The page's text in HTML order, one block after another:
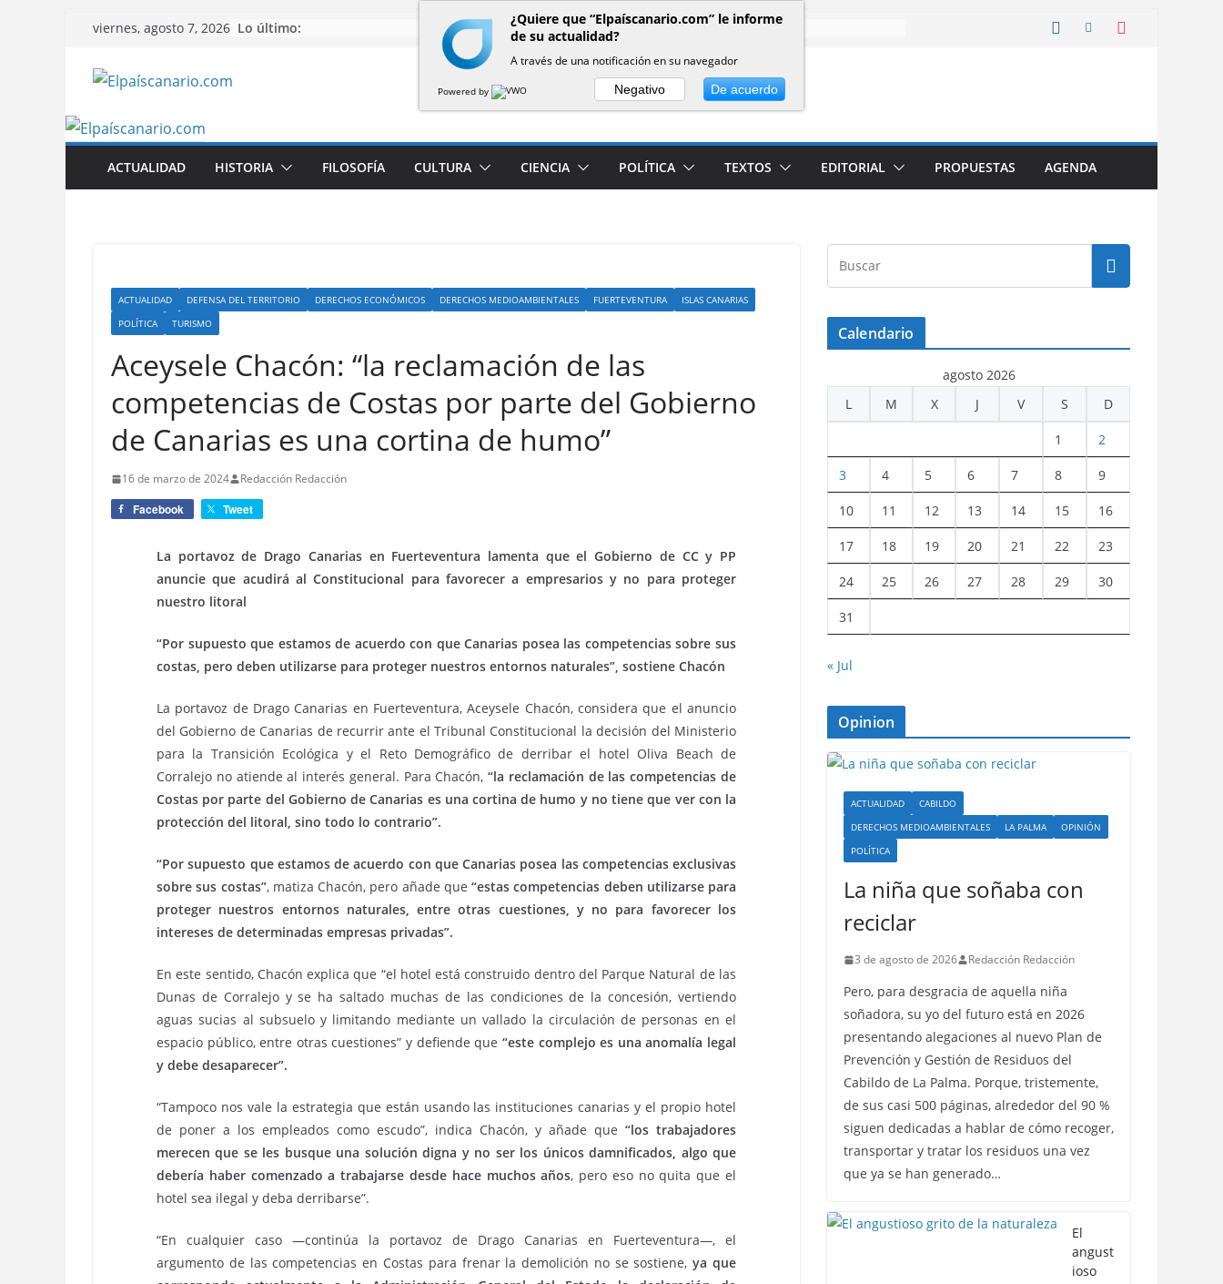
Saltar
contenido
viernes, agosto 7, 2026 Lo último:
ACTUALIDAD HISTORIA FILOSOFÍA CULTURA CIENCIA POLÍTICA TEXTOS EDITORIAL PROPUESTAS AGENDA
ACTUALIDAD DEFENSA DEL TERRITORIO DERECHOS ECONÓMICOS DERECHOS MEDIOAMBIENTALES FUERTEVENTURA
ISLAS CANARIAS
POLÍTICA
TURISMO
Aceysele Chacón: “la reclamación de las
competencias de Costas por parte del Gobierno
de Canarias es una cortina de humo”
16 de marzo de 2024 Redacción Redacción
Facebook Tweet
La portavoz de Drago Canarias en Fuerteventura lamenta que el Gobierno de CC y PP
anuncie que acudirá al Constitucional para favorecer a empresarios y no para proteger
nuestro litoral
“Por supuesto que estamos de acuerdo con que Canarias posea las competencias sobre sus
costas, pero deben utilizarse para proteger nuestros entornos naturales”, sostiene Chacón
La portavoz de Drago Canarias en Fuerteventura, Aceysele Chacón, considera que el anuncio
del Gobierno de Canarias de recurrir ante el Tribunal Constitucional la decisión del Ministerio
para la Transición Ecológica y el Reto Demográfico de derribar el hotel Oliva Beach de
Corralejo no atiende al interés general. Para Chacón,“la reclamación de las competencias de
Costas por parte del Gobierno de Canarias es una cortina de humo y no tiene que ver con la
protección del litoral, sino todo lo contrario”.
“Por supuesto que estamos de acuerdo con que Canarias posea las competencias exclusivas
sobre sus costas”, matiza Chacón, pero añade que “estas competencias deben utilizarse para
proteger nuestros entornos naturales, entre otras cuestiones, y no para favorecer los
intereses de determinadas empresas privadas”.
En este sentido, Chacón explica que “el hotel está construido dentro del Parque Natural de las
Dunas de Corralejo y se ha saltado muchas de las condiciones de la concesión, vertiendo
aguas sucias al subsuelo y limitando mediante un vallado la circulación de personas en el
espacio público, entre otras cuestiones” y defiende que “este complejo es una anomalía legal
y debe desaparecer”.
“Tampoco nos vale la estrategia que están usando las instituciones canarias y el propio hotel
de poner a los empleados como escudo”, indica Chacón, y añade que “los trabajadores
merecen que se les busque una solución digna y no ser los únicos damnificados, algo que
debería haber comenzado a trabajarse desde hace muchos años, pero eso no quita que el
hotel sea ilegal y deba derribarse”.
“En cualquier caso —continúa la portavoz de Drago Canarias en Fuerteventura—, el
argumento de las competencias en Costas para frenar la demolición no se sostiene,ya que
Calendario
agosto 2026
L
M X J V S D
1 2
3 4 5 6 7 8 9
10 11 12 13 14 15 16
17 18 19 20 21 22 23
24 25 26 27 28 29 30
31
« Jul
Opinion
ACTUALIDAD
CABILDO
DERECHOS MEDIOAMBIENTALES
LA PALMA
OPINIÓN
POLÍTICA
La niña que soñaba con
reciclar
3 de agosto de 2026 Redacción Redacción
Pero, para desgracia de aquella niña
soñadora, su yo del futuro está en 2026
presentando alegaciones al nuevo Plan de
Prevención y Gestión de Residuos del
Cabildo de La Palma. Porque, tristemente,
de sus casi 500 páginas, alrededor del 90 %
siguen dedicadas a hablar de cómo recoger,
transportar y tratar los residuos una vez
que ya se han generado…
El
angust
ioso
¿Quiere que “Elpaíscanario.com” le informe
de su actualidad?
A través de una notificación en su navegador
Powered by Negativo De acuerdo